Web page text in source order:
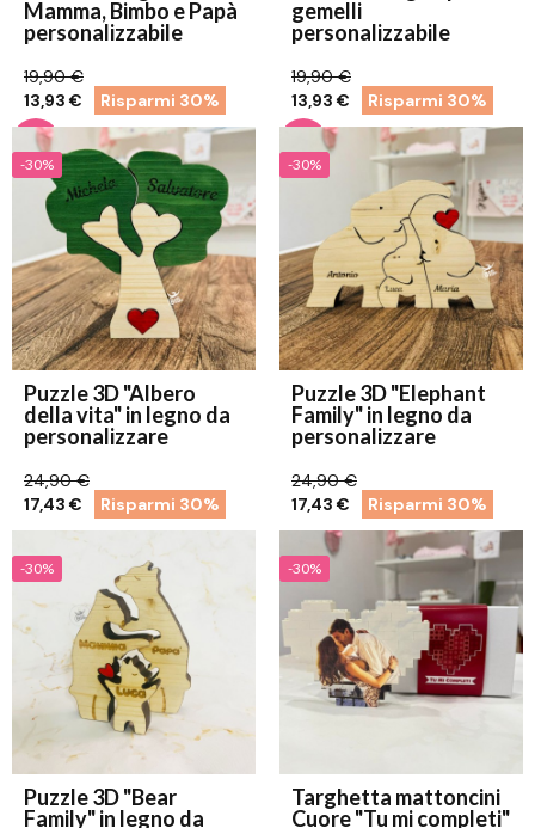
Mamma, Bimbo e Papà
personalizzabile
19,90 €
13,93 €
Risparmi 30%
gemelli
personalizzabile
19,90 €
13,93 €
Risparmi 30%
-30%
Puzzle 3D "Albero
della vita" in legno da
personalizzare
24,90 €
17,43 €
Risparmi 30%
-30%
Puzzle 3D "Elephant
Family" in legno da
personalizzare
24,90 €
17,43 €
Risparmi 30%
-30%
Puzzle 3D "Bear
Family" in legno da
-30%
Targhetta mattoncini
Cuore "Tu mi completi"